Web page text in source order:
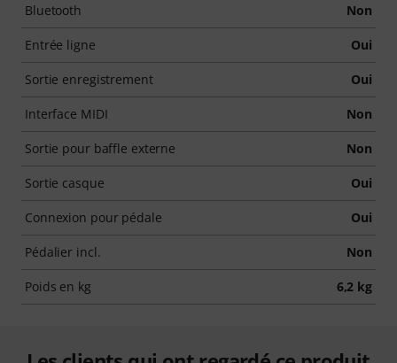
Bluetooth Non
Entrée ligne Oui
Sortie enregistrement Oui
Interface MIDI Non
Sortie pour baffle externe Non
Sortie casque Oui
Connexion pour pédale Oui
Pédalier incl. Non
Poids en kg 6,2 kg